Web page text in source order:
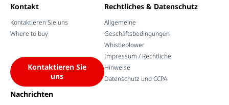
Kontakt
Kontaktieren Sie uns
Where to buy
Kontaktieren Sie
uns
Rechtliches & Datenschutz
Allgemeine
Geschäftsbedingungen
Whistleblower
Impressum / Rechtliche
Hinweise
Datenschutz und CCPA
Nachrichten